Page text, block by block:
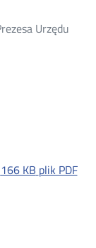
Urzędu
166 KB plik PDF